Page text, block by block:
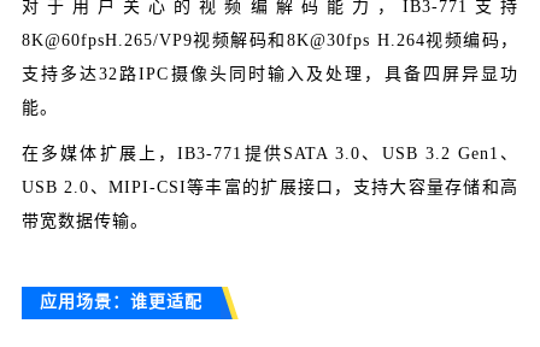
对于用户关心的视频编解码能力，IB3-771支持
8K@60fpsH.265/VP9视频解码和8K@30fps H.264视频编码，
支持多达32路IPC摄像头同时输入及处理，具备四屏异显功
能。
在多媒体扩展上，IB3-771提供SATA 3.0、USB 3.2 Gen1、
USB 2.0、MIPI-CSI等丰富的扩展接口，支持大容量存储和高
带宽数据传输。
应用场景：谁更适配